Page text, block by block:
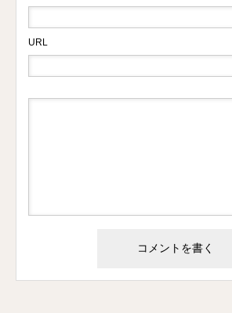
URL